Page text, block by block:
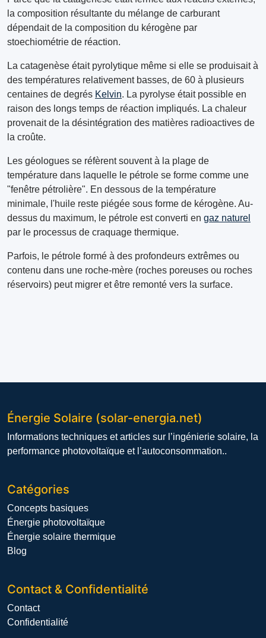
la composition résultante du mélange de carburant
dépendait de la composition du kérogène par
stoechiométrie de réaction.
La catagenèse était pyrolytique même si elle se produisait à
des températures relativement basses, de 60 à plusieurs
centaines de degrés Kelvin. La pyrolyse était possible en
raison des longs temps de réaction impliqués. La chaleur
provenait de la désintégration des matières radioactives de
la croûte.
Les géologues se réfèrent souvent à la plage de
température dans laquelle le pétrole se forme comme une
"fenêtre pétrolière". En dessous de la température
minimale, l'huile reste piégée sous forme de kérogène. Au-
dessus du maximum, le pétrole est converti en gaz naturel
par le processus de craquage thermique.
Parfois, le pétrole formé à des profondeurs extrêmes ou
contenu dans une roche-mère (roches poreuses ou roches
réservoirs) peut migrer et être remonté vers la surface.
Énergie Solaire (solar-energia.net)
Informations techniques et articles sur l’ingénierie solaire, la
performance photovoltaïque et l’autoconsommation..
Catégories
Concepts basiques
Énergie photovoltaïque
Énergie solaire thermique
Blog
Contact & Confidentialité
Contact
Confidentialité